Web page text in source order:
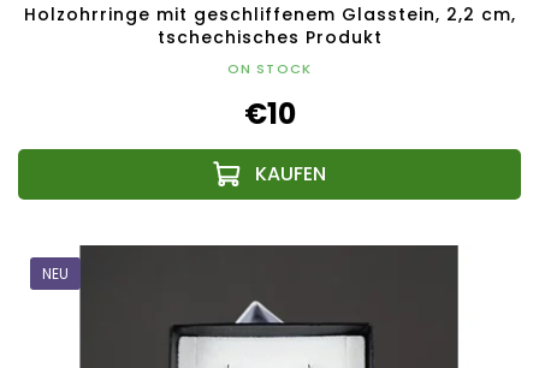
Holzohrringe mit geschliffenem Glasstein, 2,2 cm,
tschechisches Produkt
ON STOCK
€10
NEU